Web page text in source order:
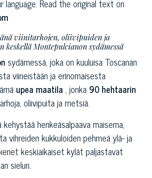
language. Read the original text on
viinitarhojen, oliivipuiden ja
keskellä Montepulcianon sydämessä
sydämessä, joka on kuuluisa Toscanan
viineistään ja erinomaisesta
upea maatila , jonka 90 hehtaarin
oliivipuita ja metsiä.
henkeäsalpaava maisema,
vihreiden kukkuloiden pehmeä ylä- ja
keskiaikaiset kylät paljastavat
sielun.